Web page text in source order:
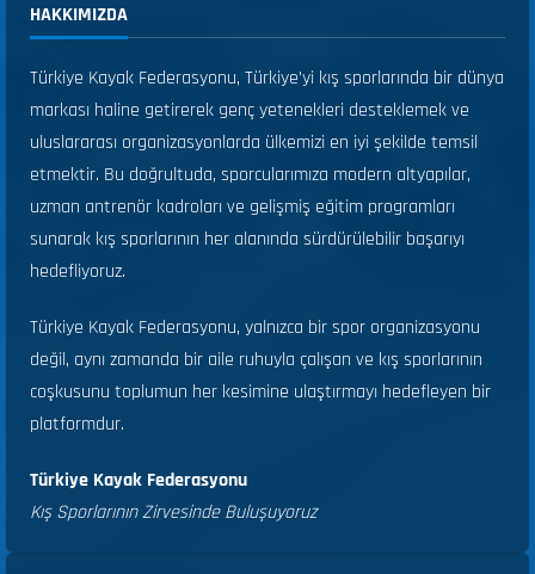
HAKKIMIZDA
Türkiye Kayak Federasyonu, Türkiye’yi kış sporlarında bir dünya
markası haline getirerek genç yetenekleri desteklemek ve
uluslararası organizasyonlarda ülkemizi en iyi şekilde temsil
etmektir. Bu doğrultuda, sporcularımıza modern altyapılar,
uzman antrenör kadroları ve gelişmiş eğitim programları
sunarak kış sporlarının her alanında sürdürülebilir başarıyı
hedefliyoruz.
Türkiye Kayak Federasyonu, yalnızca bir spor organizasyonu
değil, aynı zamanda bir aile ruhuyla çalışan ve kış sporlarının
coşkusunu toplumun her kesimine ulaştırmayı hedefleyen bir
platformdur.
Türkiye Kayak Federasyonu
Kış Sporlarının Zirvesinde Buluşuyoruz